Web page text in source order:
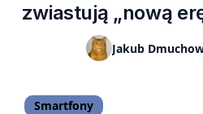
zwiastują „nową
Leitzphone
gratka dla
Smartfony